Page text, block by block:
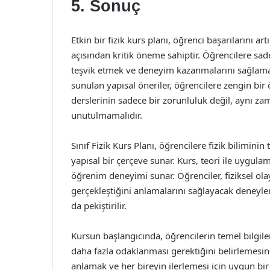
5. Sonuç
Etkin bir fizik kurs planı, öğrenci başarılarını
açısından kritik öneme sahiptir. Öğrencilere
teşvik etmek ve deneyim kazanmalarını
sunulan yapısal öneriler, öğrencilere zengin
derslerinin sadece bir zorunluluk değil, aynı
unutulmamalıdır.
Sınıf Fizik Kurs Planı, öğrencilere fizik
yapısal bir çerçeve sunar. Kurs, teori ile
öğrenim deneyimi sunar. Öğrenciler, fiziksel
gerçekleştiğini anlamalarını sağlayacak
da pekiştirilir.
Kursun başlangıcında, öğrencilerin temel
daha fazla odaklanması gerektiğini
anlamak ve her bireyin ilerlemesi için uygun